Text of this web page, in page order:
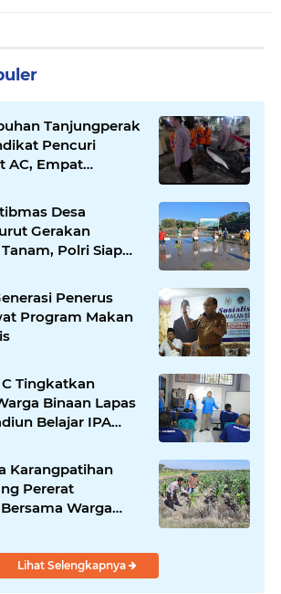
Tanjungperak
Pencuri
AC, Empat
Desa
Gerakan
Polri Siap
Pangan
Penerus
Program Makan
Tingkatkan
Binaan Lapas
Belajar IPA
UNIPMA
Karangpatihan
Pererat
Warga
yang
Lihat Selengkapnya